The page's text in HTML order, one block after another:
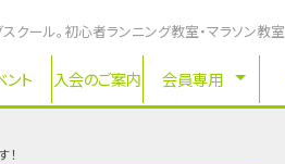
クール。初心者ランニング教室・マラソン教室
ント 入会のご案内 会員専用